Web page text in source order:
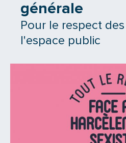
générale
Pour le respect
l'espace public